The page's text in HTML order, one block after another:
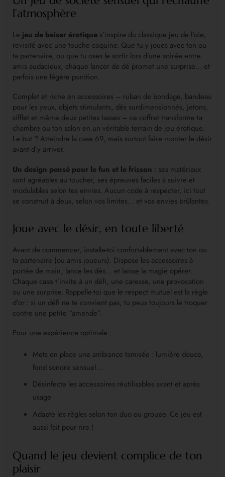
l’atmosphère
Le jeu de baiser érotique s’inspire du classique jeu de l’oie,
revisité avec une touche coquine. Que tu y joues avec ton ou
ta partenaire, ou que tu oses le sortir lors d’une soirée entre
amis audacieux, chaque lancer de dé promet une surprise… et
parfois une légère punition.
Complet et riche en accessoires – ruban de bondage, bandeau
pour les yeux, objets stimulants, dés surdimensionnés, jetons,
sifflet et même deux petites tasses – ce coffret transforme ta
chambre ou ton salon en un véritable terrain de jeu érotique.
Le but ? Atteindre la case 69, mais surtout faire monter le désir
avant d’y arriver.
Un design pensé pour le fun et le frisson : ses matériaux
sont agréables au toucher, ses épreuves faciles à suivre et
modulables selon tes envies. Aucun code à respecter, ici tout
se construit à deux, selon vos limites… et vos envies brûlantes.
Joue avec le désir, en toute liberté
Avant de commencer, installe-toi confortablement avec ton ou
ta partenaire (ou amis joueurs). Dispose les accessoires à
portée de main, lance les dés… et laisse la magie opérer.
Chaque case t’invite à un défi, une caresse, une provocation
ou une surprise. Rappelle-toi que le respect mutuel est la règle
d’or : si un défi ne te convient pas, tu peux toujours le troquer
contre une petite “amende”.
Pour une expérience optimale :
Mets en place une ambiance tamisée : lumière douce,
fond sonore sensuel…
Désinfecte les accessoires réutilisables avant et après
usage
Adapte les règles selon ton duo ou groupe. Ce jeu est
aussi fait pour rire !
Quand le jeu devient complice de ton
plaisir